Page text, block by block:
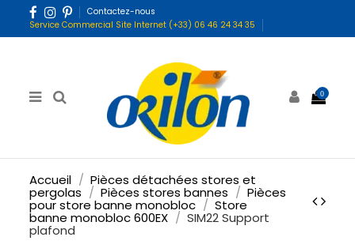
Contactez-nous
Service Commercial Site Internet (+33) 06 46 24 34 35
0
Accueil Pièces détachées stores et
pergolas Pièces stores bannes Pièces
pour store banne monobloc Store
banne monobloc 600EX SIM22 Support
plafond